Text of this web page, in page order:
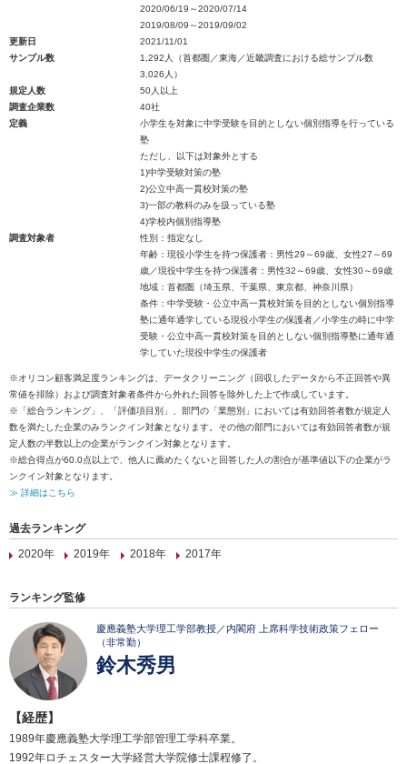
2020/06/19～2020/07/14
2019/08/09～2019/09/02
更新日
2021/11/01
サンプル数
1,292人（首都圏／東海／近畿調査における総サンプル数
3,026人）
規定人数
50人以上
調査企業数
40社
定義
小学生を対象に中学受験を目的としない個別指導を行っている
塾
ただし、以下は対象外とする
1)中学受験対策の塾
2)公立中高一貫校対策の塾
3)一部の教科のみを扱っている塾
4)学校内個別指導塾
調査対象者
性別：指定なし
年齢：現役小学生を持つ保護者：男性29～69歳、女性27～69
歳／現役中学生を持つ保護者：男性32～69歳、女性30～69歳
地域：首都圏（埼玉県、千葉県、東京都、神奈川県）
条件：中学受験・公立中高一貫校対策を目的としない個別指導
塾に通年通学している現役小学生の保護者／小学生の時に中学
受験・公立中高一貫校対策を目的としない個別指導塾に通年通
学していた現役中学生の保護者
※オリコン顧客満足度ランキングは、データクリーニング（回収したデータから不正回答や異
常値を排除）および調査対象者条件から外れた回答を除外した上で作成しています。
※「総合ランキング」、「評価項目別」、部門の「業態別」においては有効回答者数が規定人
数を満たした企業のみランクイン対象となります。その他の部門においては有効回答者数が規
定人数の半数以上の企業がランクイン対象となります。
※総合得点が60.0点以上で、他人に薦めたくないと回答した人の割合が基準値以下の企業がラ
ンクイン対象となります。
≫ 詳細はこちら
過去ランキング
2020年
2019年 2018年 2017年
ランキング監修
慶應義塾大学理工学部教授／内閣府 上席科学技術政策フェロー
（非常勤）
鈴木秀男
【経歴】
1989年慶應義塾大学理工学部管理工学科卒業。
1992年ロチェスター大学経営大学院修士課程修了。